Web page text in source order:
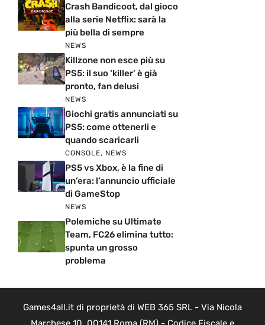
Crash Bandicoot, dal gioco
alla serie Netflix: sarà la
più bella di sempre
NEWS
Killzone non esce più su
PS5: il suo ‘killer’ è già
pronto, fan delusi
NEWS
Giochi gratis annunciati su
PS5: come ottenerli e
quando scaricarli
CONSOLE, NEWS
PS5 vs Xbox, è la fine di
un’era: l’annuncio ufficiale
di GameStop
NEWS
Polemiche su Ultimate
Team, FC26 elimina tutto:
spunta un grosso
problema
Games4all.it di proprietà di WEB 365 SRL - Via Nicola